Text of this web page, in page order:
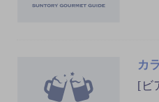
カ
[ビ